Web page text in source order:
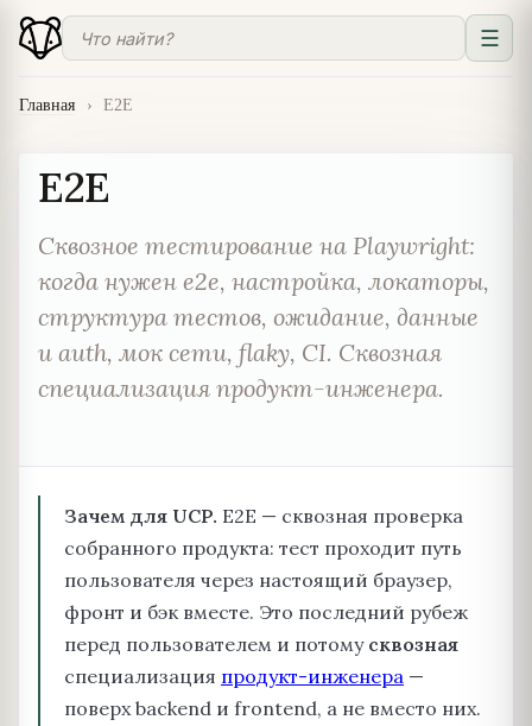
☰
Главная › E2E
E2E
Сквозное тестирование на Playwright:
когда нужен e2e, настройка, локаторы,
структура тестов, ожидание, данные
и auth, мок сети, flaky, CI. Сквозная
специализация продукт-инженера.
Зачем для UCP. E2E — сквозная проверка
собранного продукта: тест проходит путь
пользователя через настоящий браузер,
фронт и бэк вместе. Это последний рубеж
перед пользователем и потому сквозная
специализация продукт-инженера —
поверх backend и frontend, а не вместо них.